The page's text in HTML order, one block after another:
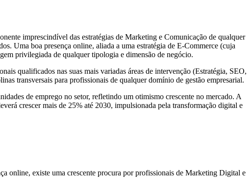
imprescindível das estratégias de Marketing e Comunicação de qualquer
Uma boa presença online, aliada a uma estratégia de E-Commerce (cuja
privilegiada de qualquer tipologia e dimensão de negócio.
qualificados nas suas mais variadas áreas de intervenção (Estratégia, SEO,
transversais para profissionais de qualquer domínio de gestão empresarial.
de emprego no setor, refletindo um otimismo crescente no mercado. A
crescer mais de 25% até 2030, impulsionada pela transformação digital e
online, existe uma crescente procura por profissionais de Marketing Digital e